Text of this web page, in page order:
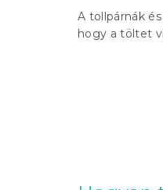
A tollpárnák
hogy a töltet